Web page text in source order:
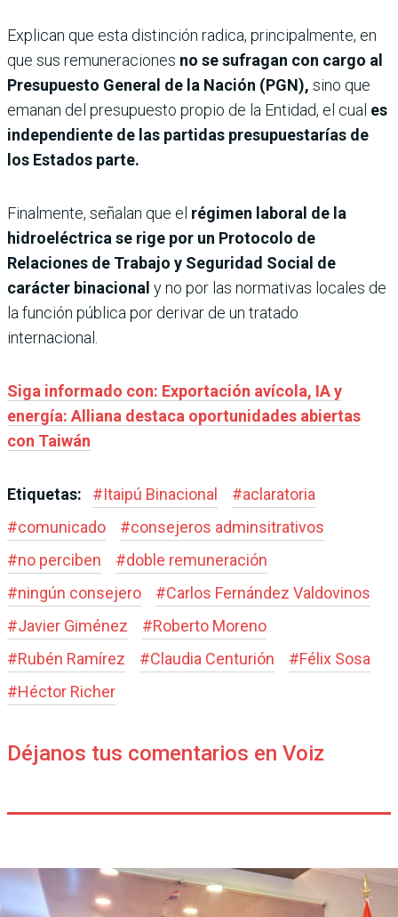
Explican que esta distinción radica, principalmente, en
que sus remuneraciones no se sufragan con cargo al
Presupuesto General de la Nación (PGN), sino que
emanan del presupuesto propio de la Entidad, el cual es
independiente de las partidas presupuestarías de
los Estados parte.
Finalmente, señalan que el régimen laboral de la
hidroeléctrica se rige por un Protocolo de
Relaciones de Trabajo y Seguridad Social de
carácter binacional y no por las normativas locales de
la función pública por derivar de un tratado
internacional.
Siga informado con: Exportación avícola, IA y
energía: Alliana destaca oportunidades abiertas
con Taiwán
Etiquetas: #Itaipú Binacional #aclaratoria
#comunicado #consejeros adminsitrativos
#no perciben #doble remuneración
#ningún consejero #Carlos Fernández Valdovinos
#Javier Giménez #Roberto Moreno
#Rubén Ramírez #Claudia Centurión #Félix Sosa
#Héctor Richer
Déjanos tus comentarios en Voiz